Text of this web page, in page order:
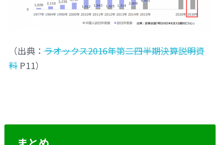
（出典：ラオックス2016年第二四半期決算説明資
料P11）